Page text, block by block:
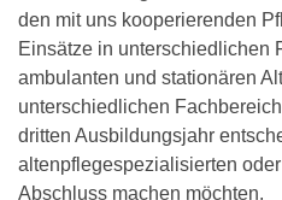
den mit uns kooperierenden
Einsätze in unterschiedlichen
ambulanten und stationären
unterschiedlichen
dritten Ausbildungsjahr
altenpflegespezialisierten
Abschluss machen möchten.